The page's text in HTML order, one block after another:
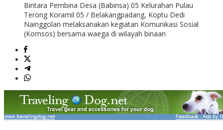
Bintara Pembina Desa (Babinsa) 05 Kelurahan Pulau
Terong Koramil 05 / Belakangpadang, Koptu Dedi
Nainggolan melaksanakan kegiatan Komunikasi Sosial
(Komsos) bersama waega di wilayah binaan